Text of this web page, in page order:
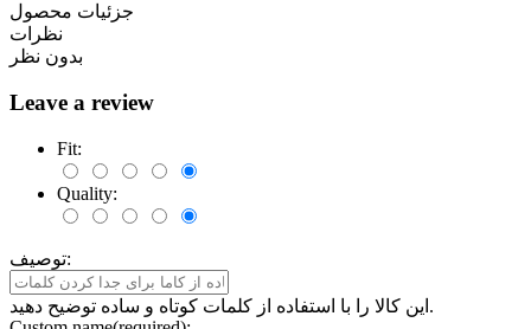
جزئیات محصول
نظرات
بدون نظر
Leave a review
Fit:
Quality:
توصیف:
این کالا را با استفاده از کلمات کوتاه و ساده توضیح دهید.